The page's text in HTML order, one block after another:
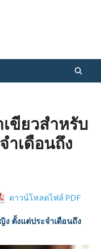
ขียวสำหรับ
ำเดือนถึง
ดาวน์โหลดไฟล์ PDF
ตั้งแต่ประจำเดือนถึง